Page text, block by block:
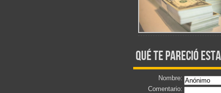
qué te pareció
Nombre:
Comentario: